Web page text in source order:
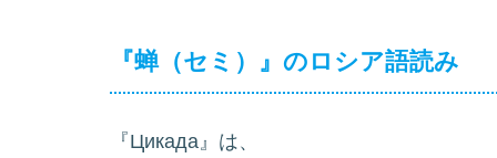
『蝉（セミ）』のロシア語読み
『Цикада』は、